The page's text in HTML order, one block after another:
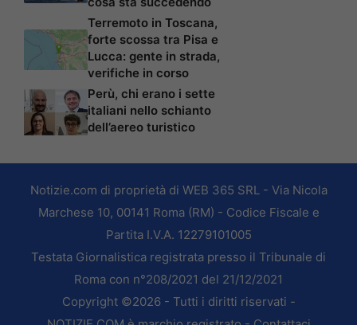
Terremoto in Toscana,
forte scossa tra Pisa e
Lucca: gente in strada,
verifiche in corso
Perù, chi erano i sette
italiani nello schianto
dell’aereo turistico
Notizie.com di proprietà di WEB 365 SRL - Via Nicola
Marchese 10, 00141 Roma (RM) - Codice Fiscale e
Partita I.V.A. 12279101005
Testata Giornalistica registrata presso il Tribunale di
Roma con n°208/2021 del 21/12/2021
Copyright ©2026 - Tutti i diritti riservati -